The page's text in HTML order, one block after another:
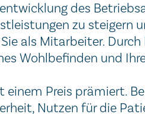
des
zu steigern
als Mitarbeiter.
Wohlbefinden und
Preis prämiert.
Nutzen für die